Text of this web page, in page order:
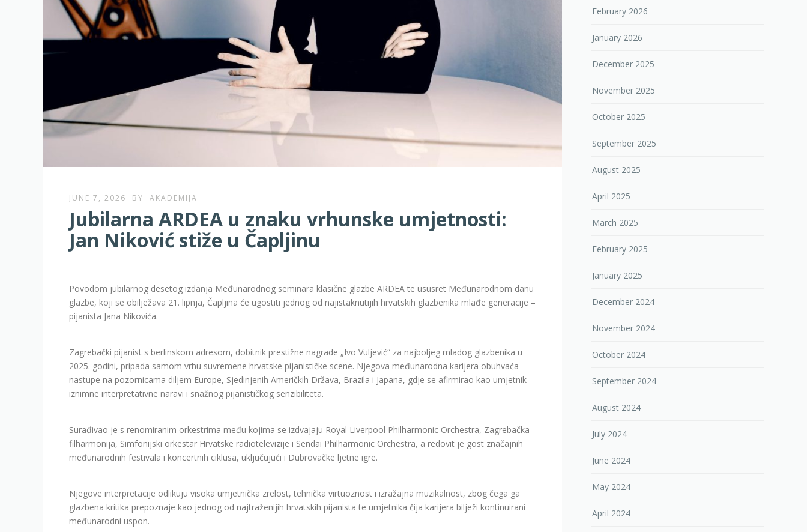
JUNE 7, 2026 BY AKADEMIJA
Jubilarna ARDEA u znaku vrhunske umjetnosti:
Jan Niković stiže u Čapljinu
Povodom jubilarnog desetog izdanja Međunarodnog seminara klasične glazbe ARDEA te ususret Međunarodnom danu
glazbe, koji se obilježava 21. lipnja, Čapljina će ugostiti jednog od najistaknutijih hrvatskih glazbenika mlađe generacije –
pijanista Jana Nikovića.
Zagrebački pijanist s berlinskom adresom, dobitnik prestižne nagrade „Ivo Vuljević“ za najboljeg mladog glazbenika u
2025. godini, pripada samom vrhu suvremene hrvatske pijanističke scene. Njegova međunarodna karijera obuhvaća
nastupe na pozornicama diljem Europe, Sjedinjenih Američkih Država, Brazila i Japana, gdje se afirmirao kao umjetnik
iznimne interpretativne naravi i snažnog pijanističkog senzibiliteta.
Surađivao je s renomiranim orkestrima među kojima se izdvajaju Royal Liverpool Philharmonic Orchestra, Zagrebačka
filharmonija, Simfonijski orkestar Hrvatske radiotelevizije i Sendai Philharmonic Orchestra, a redovit je gost značajnih
međunarodnih festivala i koncertnih ciklusa, uključujući i Dubrovačke ljetne igre.
Njegove interpretacije odlikuju visoka umjetnička zrelost, tehnička virtuoznost i izražajna muzikalnost, zbog čega ga
glazbena kritika prepoznaje kao jednog od najtraženijih hrvatskih pijanista te umjetnika čija karijera bilježi kontinuirani
međunarodni uspon.
February 2026
January 2026
December 2025
November 2025
October 2025
September 2025
August 2025
April 2025
March 2025
February 2025
January 2025
December 2024
November 2024
October 2024
September 2024
August 2024
July 2024
June 2024
May 2024
April 2024